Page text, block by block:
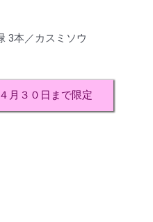
3本／カスミソウ
月３０日まで限定